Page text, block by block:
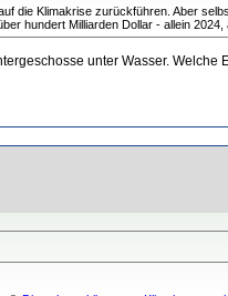
die Klimakrise zurückführen. Aber
hundert Milliarden Dollar - allein
unter Wasser.